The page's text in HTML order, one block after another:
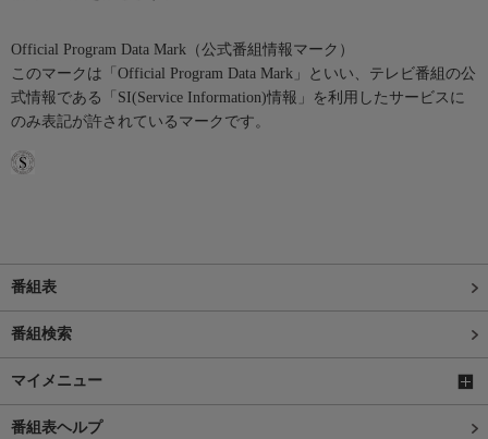
Official Program Data Mark（公式番組情報マーク）
このマークは「Official Program Data Mark」といい、テレビ番組の公
式情報である「SI(Service Information)情報」を利用したサービスに
のみ表記が許されているマークです。
番組表
番組検索
マイメニュー
番組表ヘルプ